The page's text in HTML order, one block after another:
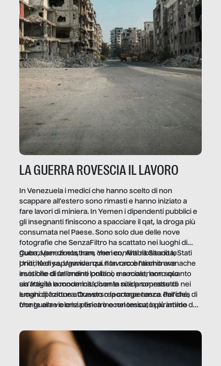
LA GUERRA ROVESCIA IL LAVORO
In Venezuela i medici che hanno scelto di non
scappare all’estero sono rimasti e hanno iniziato a
fare lavori di miniera. In Yemen i dipendenti pubblici e
gli insegnanti finiscono a spacciare il qat, la droga più
consumata nel Paese. Sono solo due delle nove
fotografie che SenzaFiltro ha scattato nei luoghi di
guerra per dimostrare che i conflitti ribaltano le
priorità di sopravvivenza. Il lavoro è l’architrave
invisibile di un ordine politico e sociale, non solo
un’attività economica: diventa nitida soprattutto nei
luoghi di frattura. Questo reportage nasce dall’idea
che guerre e crisi penetrino nel tessuto più intimo
Cuba, Venezuela, Iran, Yemen, Arabia Saudita, Stati
Uniti, Kenya, Uganda: qui non raccontiamo cronache
esotiche di fallimenti lontani, ma mostriamo quanto
sia fragile la modernità, con le sue promesse di
emancipazione attraverso la competenza. Perché, di
fronte alla violenza fisica o economica, la piramide del